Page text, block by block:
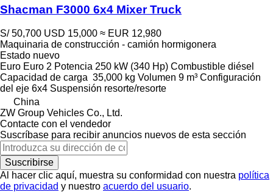
Shacman F3000 6x4 Mixer Truck
S/ 50,700 USD 15,000 ≈ EUR 12,980
Maquinaria de construcción - camión hormigonera
Estado nuevo
Euro Euro 2 Potencia 250 kW (340 Hp) Combustible diésel
Capacidad de carga 35,000 kg Volumen 9 m³ Configuración
del eje 6x4 Suspensión resorte/resorte
China
ZW Group Vehicles Co., Ltd.
Contacte con el vendedor
Suscríbase para recibir anuncios nuevos de esta sección
Suscribirse
Al hacer clic aquí, muestra su conformidad con nuestra política
de privacidad y nuestro acuerdo del usuario.